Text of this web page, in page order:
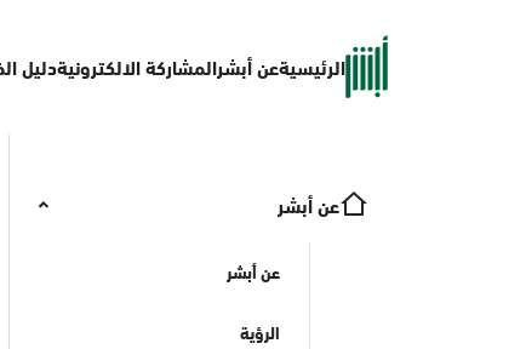
الرئيسيةعن أبشرالمشاركة الالكترونيةدليل
عن أبشر
عن أبشر
الرؤية